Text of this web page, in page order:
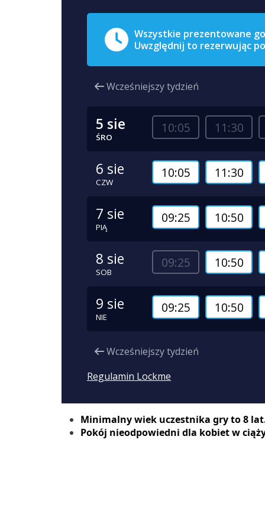
Minimalny wiek uczestnika gry to 8
Pokój nieodpowiedni dla kobiet w